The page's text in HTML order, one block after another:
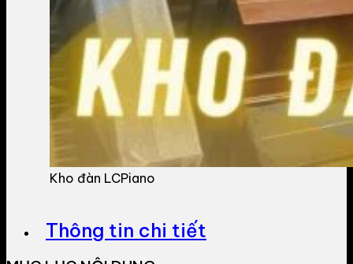
Kho đàn LCPiano
Thông tin chi tiết